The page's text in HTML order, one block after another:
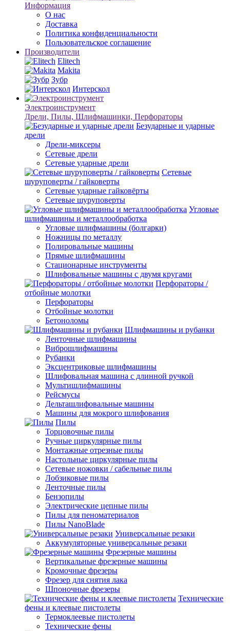
Информация
О нас
Доставка
Политика конфиденциальности
Пользовательское соглашение
Производители
Elitech
Makita
Зубр
Интерскол
Электроинструмент
Дрели, Пилы, Шлифмашинки, Перфораторы
Безударные и ударные
дрели
Дрели-миксеры
Сетевые дрели
Сетевые ударные дрели
Сетевые
шуруповерты / гайковерты
Сетевые ударные гайковёрты
Сетевые шуруповерты
Угловые
шлифмашины и металлообработка
Угловые шлифмашины (болгарки)
Ножницы по металлу
Полировальные машины
Прямые шлифмашины
Стационарные инструменты
Шлифовальные машины с двумя кругами
Перфораторы /
отбойные молотки
Перфораторы
Отбойные молотки
Бетоноломы
Шлифмашины и рубанки
Ленточные шлифмашины
Виброшлифмашины
Рубанки
Эксцентриковые шлифмашины
Шлифовальная машина с длинной ручкой
Мультишлифмашины
Рейсмусы
Дельташлифовальные машины
Машины для мокрого шлифования
Пилы
Торцовочные пилы
Ручные циркулярные пилы
Монтажные отрезные пилы
Настольные циркулярные пилы
Сетевые ножовки / сабельные пилы
Лобзиковые пилы
Ленточные пилы
Бензопилы
Электрические цепные пилы
Пилы для пеноматериалов
Пилы NanoBlade
Универсальные резаки
Аккумуляторные универсальные резаки
Фрезерные машины
Вертикальные фрезерные машины
Кромочные фрезеры
Фрезер для снятия лака
Шпоночные фрезеры
Технические
фены и клеевые пистолеты
Термоклеевые пистолеты
Технические фены